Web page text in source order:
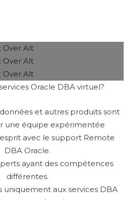
Oracle DBA virtuel?
et autres produits sont
une équipe expérimentée
avec le support Remote
DBA Oracle.
ayant des compétences
différentes.
uniquement aux services DBA